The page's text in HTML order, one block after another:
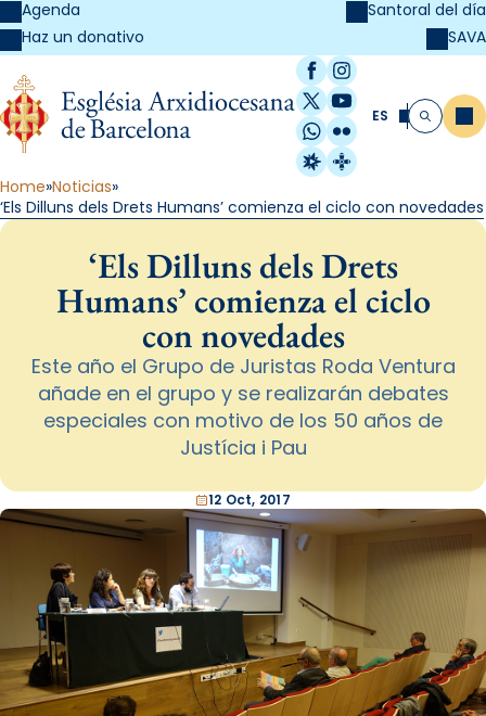
Agenda
Haz un donativo
Santoral del día
SAVA
Facebook
Instagram
X / Twitter
YouTube
WhatsApp
Flickr
Radio Estel
Catalunya
ES Buscar
Home Noticias
‘Els Dilluns dels Drets Humans’ comienza el ciclo con novedades
‘Els Dilluns dels Drets
Humans’ comienza el ciclo
con novedades
Este año el Grupo de Juristas Roda Ventura
añade en el grupo y se realizarán debates
especiales con motivo de los 50 años de
Justícia i Pau
12 Oct, 2017